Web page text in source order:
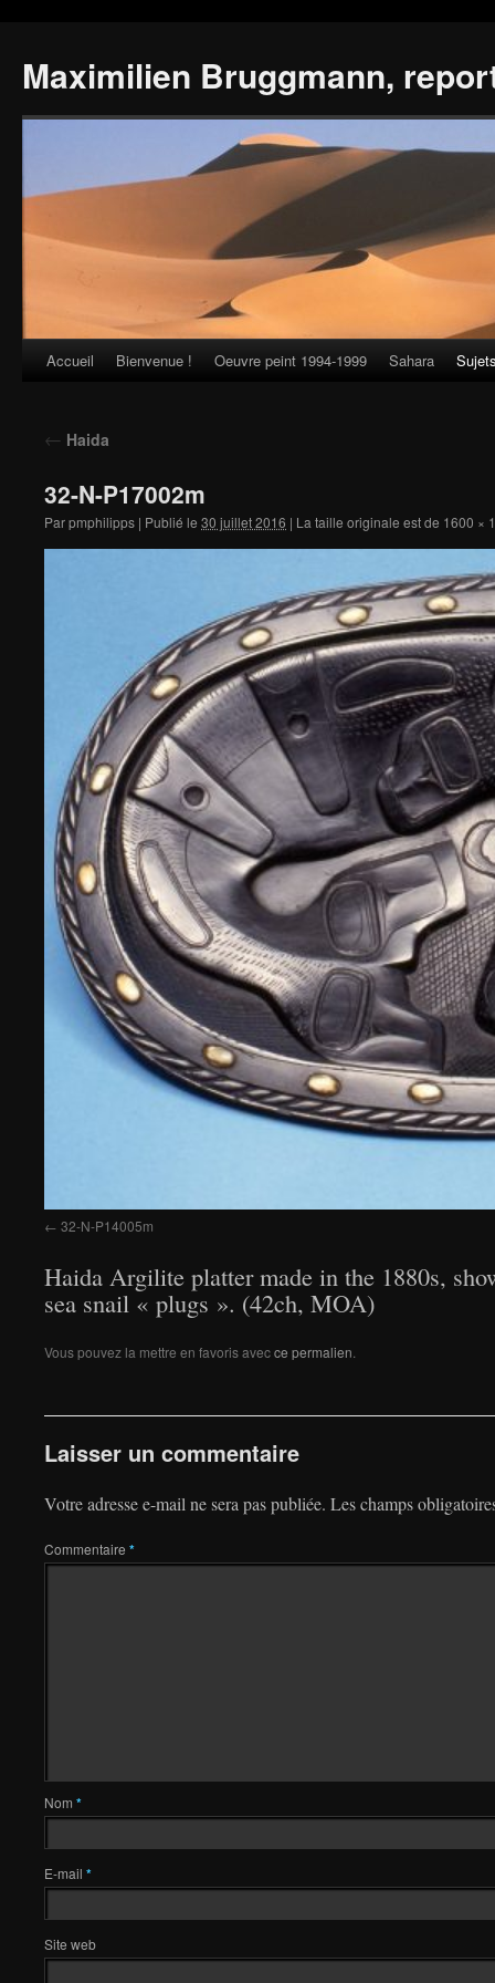
Maximilien Bruggmann,
Skip
content
Accueil Bienvenue ! Oeuvre peint 1994-1999 Sahara
← Haida
32-N-P17002m
Parpmphilipps | Publié le 30 juillet 2016 | La taille originale est de 1600 ×
32-N-P14005m
Haida Argilite platter made in the 1880s,
sea snail « plugs ». (42ch, MOA)
Vous pouvez la mettre en favoris avecce permalien
Laisser un commentaire
Votre adresse e-mail ne sera pas publiée. Les champs
Commentaire *
Nom *
E-mail *
Site web